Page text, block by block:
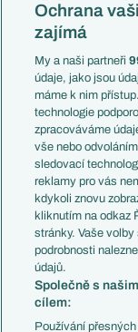
Mistrovství světa
Liga národů
Témata
Představení týmů MS
EuroSkauting
PL v kostce
Evropské koeficienty
Přestupy
Přestupové spekulace
Zranění
Kluby
Arsenal FC
Chelsea FC
Manchester United
AC Milán
Juventus FC
Ochrana
zajímá
My a naši partneři
údaje, jako jsou
máme k nim
technologie
zpracováváme
vše nebo
sledovací
reklamy pro vás
kdykoli znovu
kliknutím na odkaz
stránky. Vaše
podrobnosti
údajů.
Společně s
cílem:
Používání